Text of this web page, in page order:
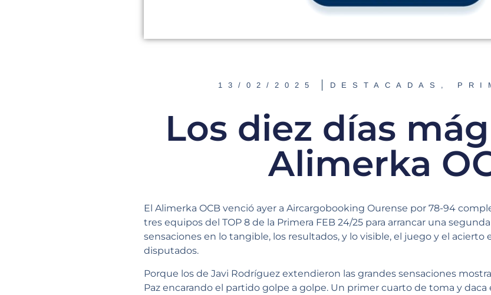
13/02/2025 DESTACADAS ,
Los diez días
Alimerka
El Alimerka OCB venció ayer a Aircargobooking Ourense por 78-94
tres equipos del TOP 8 de la Primera FEB 24/25 para arrancar una
sensaciones en lo tangible, los resultados, y lo visible, el juego y el
disputados.
Porque los de Javi Rodríguez extendieron las grandes sensaciones
Paz encarando el partido golpe a golpe. Un primer cuarto de toma y